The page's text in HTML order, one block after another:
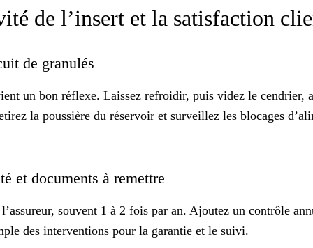
de l’insert et la satisfaction
de granulés
un bon réflexe. Laissez refroidir, puis videz le cendrier,
la poussière du réservoir et surveillez les blocages
et documents à remettre
souvent 1 à 2 fois par an. Ajoutez un contrôle
des interventions pour la garantie et le suivi.